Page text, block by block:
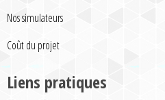
Nos simulateurs
Coût du projet
Liens pratiques